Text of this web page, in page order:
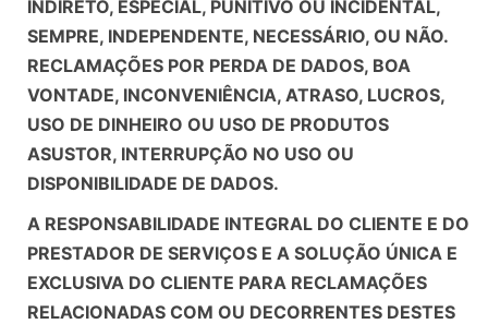
INDIRETO, ESPECIAL, PUNITIVO OU INCIDENTAL,
SEMPRE, INDEPENDENTE, NECESSÁRIO, OU NÃO.
RECLAMAÇÕES POR PERDA DE DADOS, BOA
VONTADE, INCONVENIÊNCIA, ATRASO, LUCROS,
USO DE DINHEIRO OU USO DE PRODUTOS
ASUSTOR, INTERRUPÇÃO NO USO OU
DISPONIBILIDADE DE DADOS.
A RESPONSABILIDADE INTEGRAL DO CLIENTE E DO
PRESTADOR DE SERVIÇOS E A SOLUÇÃO ÚNICA E
EXCLUSIVA DO CLIENTE PARA RECLAMAÇÕES
RELACIONADAS COM OU DECORRENTES DESTES